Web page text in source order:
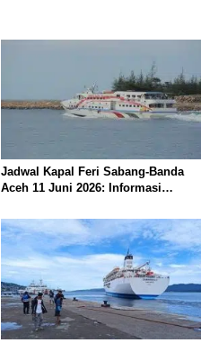
Jadwal Kapal Feri Sabang-Banda
Aceh 11 Juni 2026: Informasi
Pengemudi